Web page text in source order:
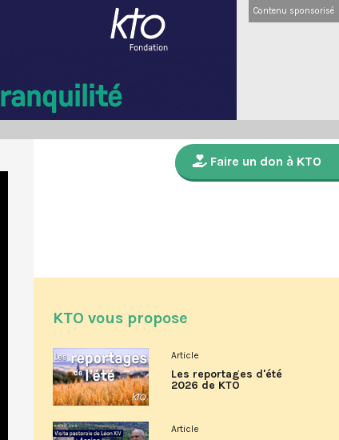
Contenu sponsorisé
Faire un don à KTO
KTO vous propose
Article
Les reportages d'été
2026 de KTO
Article